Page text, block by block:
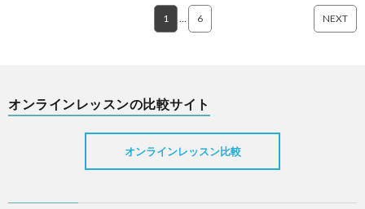
1 … 6 NEXT
オンラインレッスンの比較サイト
オンラインレッスン比較